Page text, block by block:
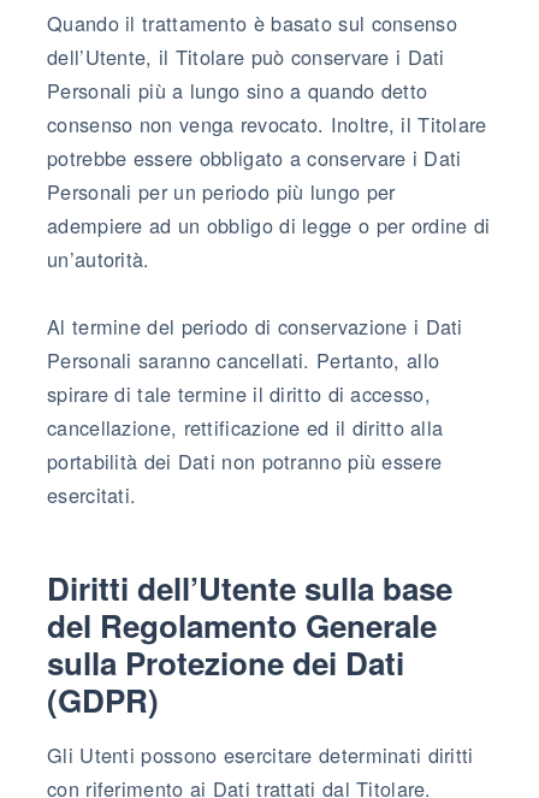
Quando il trattamento è basato sul consenso
dell’Utente, il Titolare può conservare i Dati
Personali più a lungo sino a quando detto
consenso non venga revocato. Inoltre, il Titolare
potrebbe essere obbligato a conservare i Dati
Personali per un periodo più lungo per
adempiere ad un obbligo di legge o per ordine di
un’autorità.
Al termine del periodo di conservazione i Dati
Personali saranno cancellati. Pertanto, allo
spirare di tale termine il diritto di accesso,
cancellazione, rettificazione ed il diritto alla
portabilità dei Dati non potranno più essere
esercitati.
Diritti dell’Utente sulla base
del Regolamento Generale
sulla Protezione dei Dati
(GDPR)
Gli Utenti possono esercitare determinati diritti
con riferimento ai Dati trattati dal Titolare.